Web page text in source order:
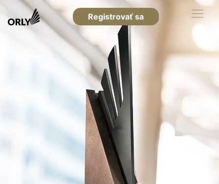
Registrovať sa